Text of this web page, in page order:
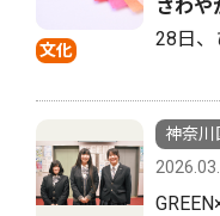
文化
さわや
28日、
神奈川